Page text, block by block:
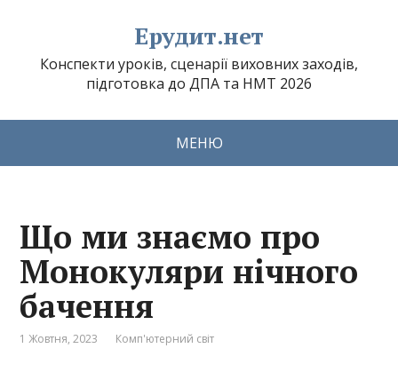
Ерудит.нет
Конспекти уроків, сценарії виховних заходів,
підготовка до ДПА та НМТ 2026
МЕНЮ
Що ми знаємо про
Монокуляри нічного
бачення
1 Жовтня, 2023 Комп'ютерний світ